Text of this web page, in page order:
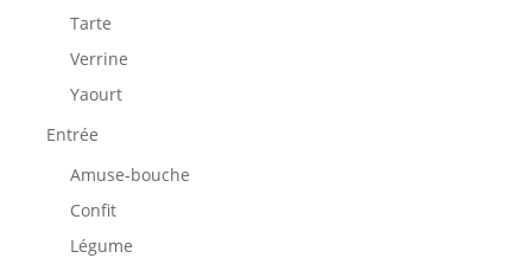
Tarte
Verrine
Yaourt
Entrée
Amuse-bouche
Confit
Légume